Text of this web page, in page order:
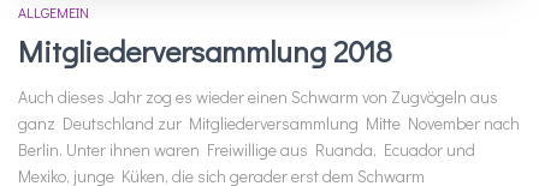
ALLGEMEIN
Mitgliederversammlung 2018
Auch dieses Jahr zog es wieder einen Schwarm von Zugvögeln aus
ganz Deutschland zur Mitgliederversammlung Mitte November nach
Berlin. Unter ihnen waren Freiwillige aus Ruanda, Ecuador und
Mexiko, junge Küken, die sich gerader erst dem Schwarm